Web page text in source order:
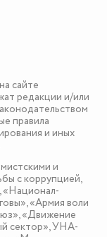
сайте
редакции и/или
правила
и иных
и
с коррупцией,
«Национал-
«Армия воли
«Движение
сектор», УНА-